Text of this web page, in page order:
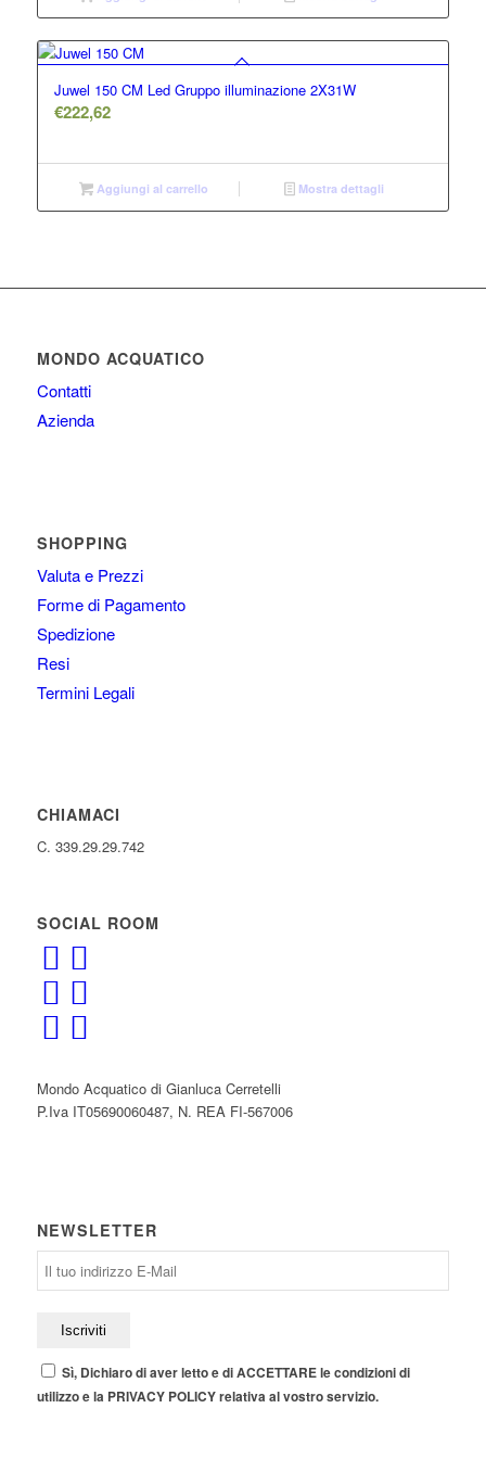
Juwel 150 CM Led Gruppo illuminazione 2X31W
€222,62
Aggiungi al carrello Mostra dettagli
MONDO ACQUATICO
Contatti
Azienda
SHOPPING
Valuta e Prezzi
Forme di Pagamento
Spedizione
Resi
Termini Legali
CHIAMACI
C. 339.29.29.742
SOCIAL ROOM
Mondo Acquatico di Gianluca Cerretelli
P.Iva IT05690060487, N. REA FI-567006
NEWSLETTER
Sì, Dichiaro di aver letto e di ACCETTARE le condizioni di
utilizzo e la PRIVACY POLICY relativa al vostro servizio.